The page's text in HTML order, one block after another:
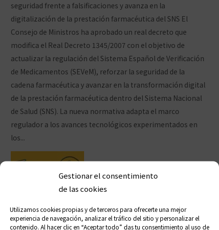
Gestionar el consentimiento
de las cookies
Utilizamos cookies propias y de terceros para ofrecerte una mejor
experiencia de navegación, analizar el tráfico del sitio y personalizar el
contenido. Al hacer clic en “Aceptar todo” das tu consentimiento al uso de
seguridad frente a falsificaciones y avanza en la
digitalización de la prestación farmacéutica del SNS El
Consejo de Ministros ha aprobado un real decreto que
modifica el Real Decreto 1345/2007 con el objetivo de
actualizar la regulación del Sistema Español de Verificación
de Medicamentos (SEVeM), reforzar la seguridad de la
cadena farmacéutica y avanzar en la transformación digital
de la prestación farmacéutica dentro del Sistema Nacional
de Salud (SNS). La nueva normativa adapta el marco
regulador a los avances tecnológicos experimentados en
los...